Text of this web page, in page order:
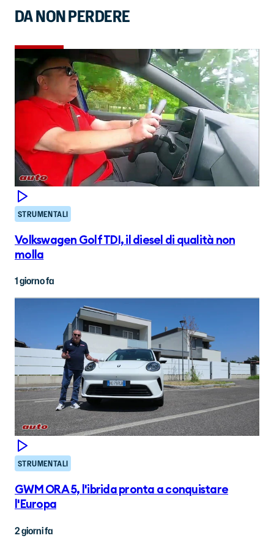
DA NON PERDERE
STRUMENTALI
Volkswagen Golf TDI, il diesel di qualità non
molla
1 giorno fa
STRUMENTALI
GWM ORA 5, l'ibrida pronta a conquistare
l'Europa
2 giorni fa